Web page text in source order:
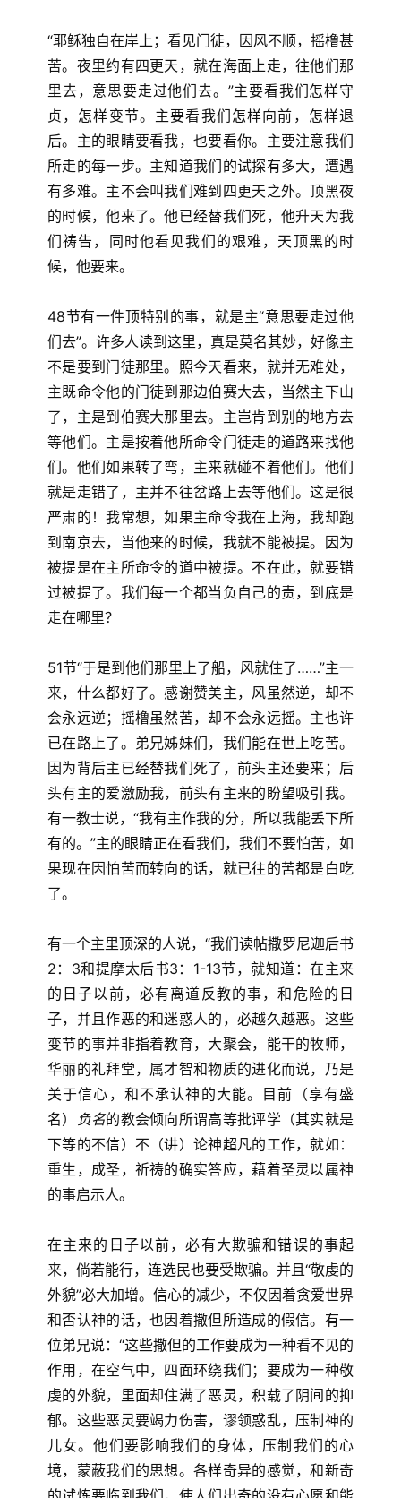
“耶稣独自在岸上；看见门徒，因风不顺，摇橹甚
苦。夜里约有四更天，就在海面上走，往他们那
里去，意思要走过他们去。”主要看我们怎样守
贞，怎样变节。主要看我们怎样向前，怎样退
后。主的眼睛要看我，也要看你。主要注意我们
所走的每一步。主知道我们的试探有多大，遭遇
有多难。主不会叫我们难到四更天之外。顶黑夜
的时候，他来了。他已经替我们死，他升天为我
们祷告，同时他看见我们的艰难，天顶黑的时
候，他要来。
48节有一件顶特别的事，就是主“意思要走过他
们去”。许多人读到这里，真是莫名其妙，好像主
不是要到门徒那里。照今天看来，就并无难处，
主既命令他的门徒到那边伯赛大去，当然主下山
了，主是到伯赛大那里去。主岂肯到别的地方去
等他们。主是按着他所命令门徒走的道路来找他
们。他们如果转了弯，主来就碰不着他们。他们
就是走错了，主并不往岔路上去等他们。这是很
严肃的！我常想，如果主命令我在上海，我却跑
到南京去，当他来的时候，我就不能被提。因为
被提是在主所命令的道中被提。不在此，就要错
过被提了。我们每一个都当负自己的责，到底是
走在哪里？
51节“于是到他们那里上了船，风就住了……”主一
来，什么都好了。感谢赞美主，风虽然逆，却不
会永远逆；摇橹虽然苦，却不会永远摇。主也许
已在路上了。弟兄姊妹们，我们能在世上吃苦。
因为背后主已经替我们死了，前头主还要来；后
头有主的爱激励我，前头有主来的盼望吸引我。
有一教士说，“我有主作我的分，所以我能丢下所
有的。”主的眼睛正在看我们，我们不要怕苦，如
果现在因怕苦而转向的话，就已往的苦都是白吃
了。
有一个主里顶深的人说，“我们读帖撒罗尼迦后书
2：3和提摩太后书3：1-13节，就知道：在主来
的日子以前，必有离道反教的事，和危险的日
子，并且作恶的和迷惑人的，必越久越恶。这些
变节的事并非指着教育，大聚会，能干的牧师，
华丽的礼拜堂，属才智和物质的进化而说，乃是
关于信心，和不承认神的大能。目前（享有盛
名）
负名的教会倾向所谓高等批评学（其实就是
下等的不信）不（讲）论神超凡的工作，就如：
重生，成圣，祈祷的确实答应，藉着圣灵以属神
的事启示人。
在主来的日子以前，必有大欺骗和错误的事起
来，倘若能行，连选民也要受欺骗。并且“敬虔的
外貌”必大加增。信心的减少，不仅因着贪爱世界
和否认神的话，也因着撒但所造成的假信。有一
位弟兄说：“这些撒但的工作要成为一种看不见的
作用，在空气中，四面环绕我们；要成为一种敬
虔的外貌，里面却住满了恶灵，积载了阴间的抑
郁。这些恶灵要竭力伤害，谬领惑乱，压制神的
儿女。他们要影响我们的身体，压制我们的心
境，蒙蔽我们的思想。各样奇异的感觉，和新奇